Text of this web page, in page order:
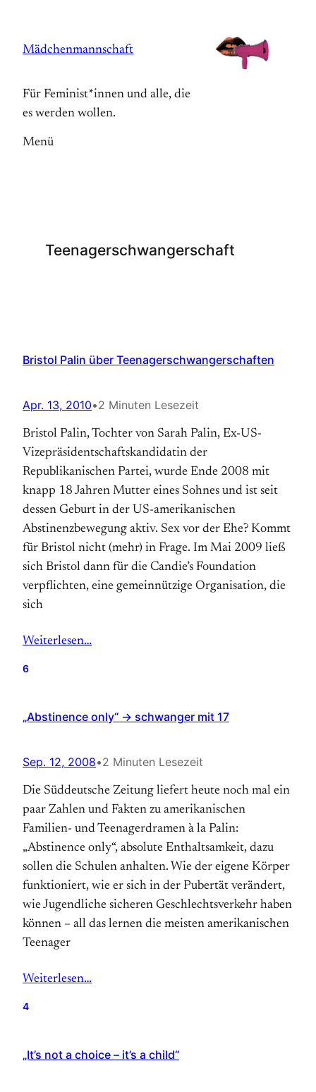
springen
Mädchenmannschaft
Für Feminist*innen und alle, die
es werden wollen.
Menü
Teenagerschwangerschaft
Bristol Palin über Teenagerschwangerschaften
Apr. 13, 2010•2 Minuten Lesezeit
Bristol Palin, Tochter von Sarah Palin, Ex-US-
Vizepräsidentschaftskandidatin der
Republikanischen Partei, wurde Ende 2008 mit
knapp 18 Jahren Mutter eines Sohnes und ist seit
dessen Geburt in der US-amerikanischen
Abstinenzbewegung aktiv. Sex vor der Ehe? Kommt
für Bristol nicht (mehr) in Frage. Im Mai 2009 ließ
sich Bristol dann für die Candie’s Foundation
verpflichten, eine gemeinnützige Organisation, die
sich
Weiterlesen…
6
„Abstinence only“ → schwanger mit 17
Sep. 12, 2008•2 Minuten Lesezeit
Die Süddeutsche Zeitung liefert heute noch mal ein
paar Zahlen und Fakten zu amerikanischen
Familien- und Teenagerdramen à la Palin:
„Abstinence only“, absolute Enthaltsamkeit, dazu
sollen die Schulen anhalten. Wie der eigene Körper
funktioniert, wie er sich in der Pubertät verändert,
wie Jugendliche sicheren Geschlechtsverkehr haben
können – all das lernen die meisten amerikanischen
Teenager
Weiterlesen…
4
„It’s not a choice – it’s a child“